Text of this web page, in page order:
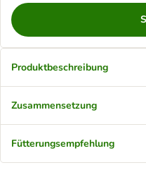
Produktbeschreibung
Zusammensetzung
Fütterungsempfehlung